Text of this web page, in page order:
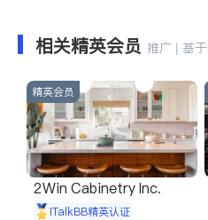
相关精英会员 推广 | 基
精英会员
2Win Cabinetry Inc.
iTalkBB精英认证